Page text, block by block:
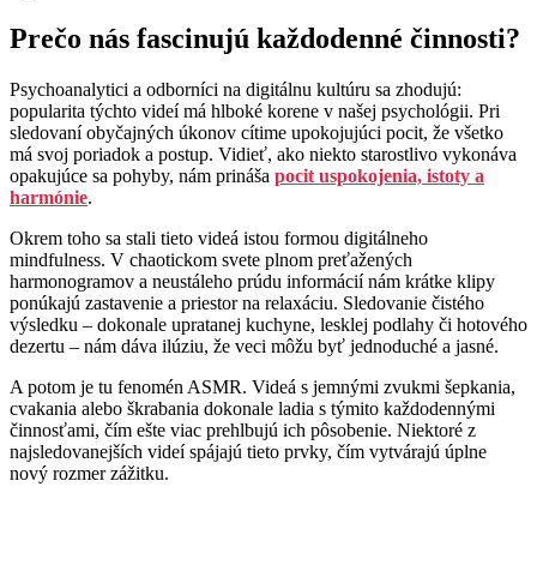
Prečo nás fascinujú každodenné činnosti?
Psychoanalytici a odborníci na digitálnu kultúru sa zhodujú:
popularita týchto videí má hlboké korene v našej psychológii. Pri
sledovaní obyčajných úkonov cítime upokojujúci pocit, že všetko
má svoj poriadok a postup. Vidieť, ako niekto starostlivo vykonáva
opakujúce sa pohyby, nám prináša pocit uspokojenia, istoty a
harmónie.
Okrem toho sa stali tieto videá istou formou digitálneho
mindfulness. V chaotickom svete plnom preťažených
harmonogramov a neustáleho prúdu informácií nám krátke klipy
ponúkajú zastavenie a priestor na relaxáciu. Sledovanie čistého
výsledku – dokonale upratanej kuchyne, lesklej podlahy či hotového
dezertu – nám dáva ilúziu, že veci môžu byť jednoduché a jasné.
A potom je tu fenomén ASMR. Videá s jemnými zvukmi šepkania,
cvakania alebo škrabania dokonale ladia s týmito každodennými
činnosťami, čím ešte viac prehlbujú ich pôsobenie. Niektoré z
najsledovanejších videí spájajú tieto prvky, čím vytvárajú úplne
nový rozmer zážitku.